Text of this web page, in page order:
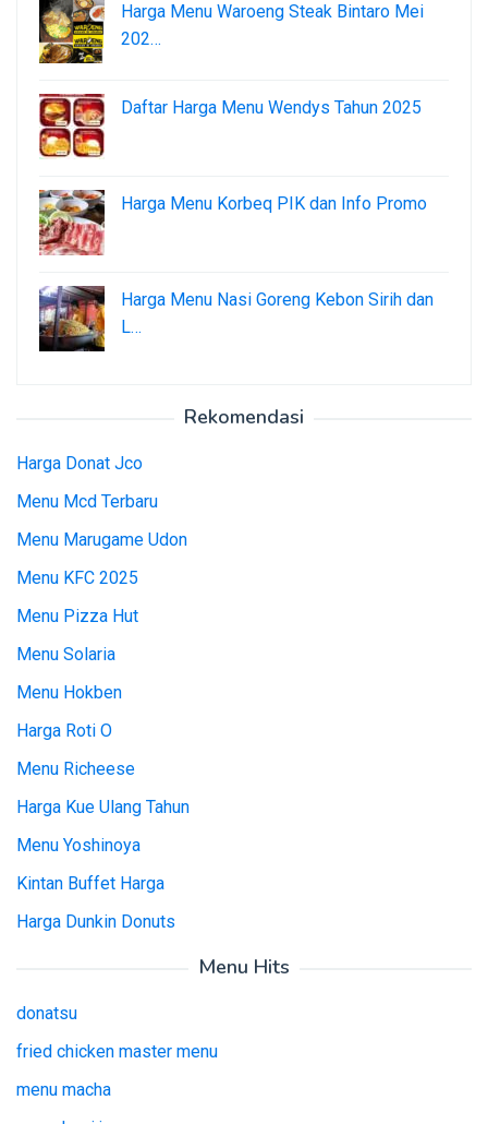
Harga Menu Waroeng Steak Bintaro Mei
202…
Daftar Harga Menu Wendys Tahun 2025
Harga Menu Korbeq PIK dan Info Promo
Harga Menu Nasi Goreng Kebon Sirih dan
L…
Rekomendasi
Harga Donat Jco
Menu Mcd Terbaru
Menu Marugame Udon
Menu KFC 2025
Menu Pizza Hut
Menu Solaria
Menu Hokben
Harga Roti O
Menu Richeese
Harga Kue Ulang Tahun
Menu Yoshinoya
Kintan Buffet Harga
Harga Dunkin Donuts
Menu Hits
donatsu
fried chicken master menu
menu macha